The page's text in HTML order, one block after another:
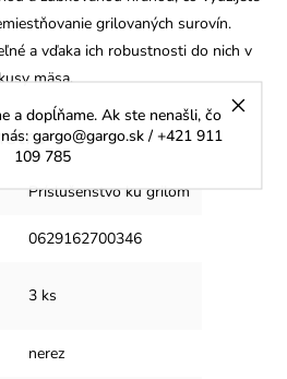
a dopĺňame. Ak ste nenašli, čo
gargo@gargo.sk / +421 911
109 785
grilovaných surovín.
a vďaka ich robustnosti do nich v
mäsa.
Príslušenstvo ku grilom
0629162700346
3 ks
nerez